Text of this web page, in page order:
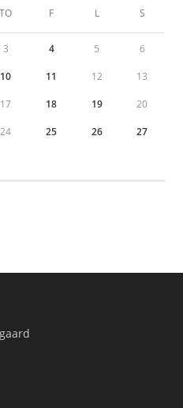
TO F L S
3 4 5 6
10 11 12 13
17 18 19 20
24 25 26 27